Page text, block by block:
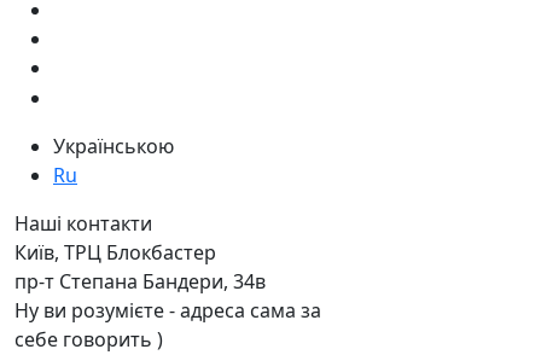
Українською
Ru
Наші контакти
Київ, ТРЦ Блокбастер
пр-т Степана Бандери, 34в
Ну ви розумієте - адреса сама за
себе говорить )